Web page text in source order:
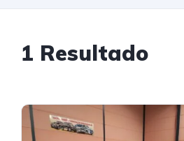
1 Resultado